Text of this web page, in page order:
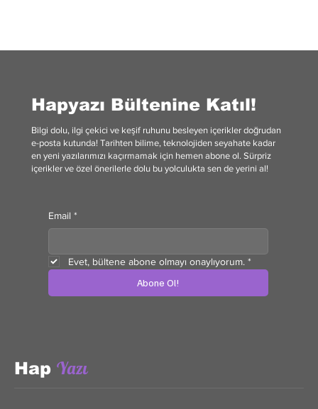
Hapyazı Bültenine Katıl!
Email *
Evet, bültene abone olmayı onaylıyorum. *
Abone Ol!
Bilgi dolu, ilgi çekici ve keşif ruhunu besleyen içerikler doğrudan
e-posta kutunda! Tarihten bilime, teknolojiden seyahate kadar
en yeni yazılarımızı kaçırmamak için hemen abone ol. Sürpriz
içerikler ve özel önerilerle dolu bu yolculukta sen de yerini al!
Hap Yazı